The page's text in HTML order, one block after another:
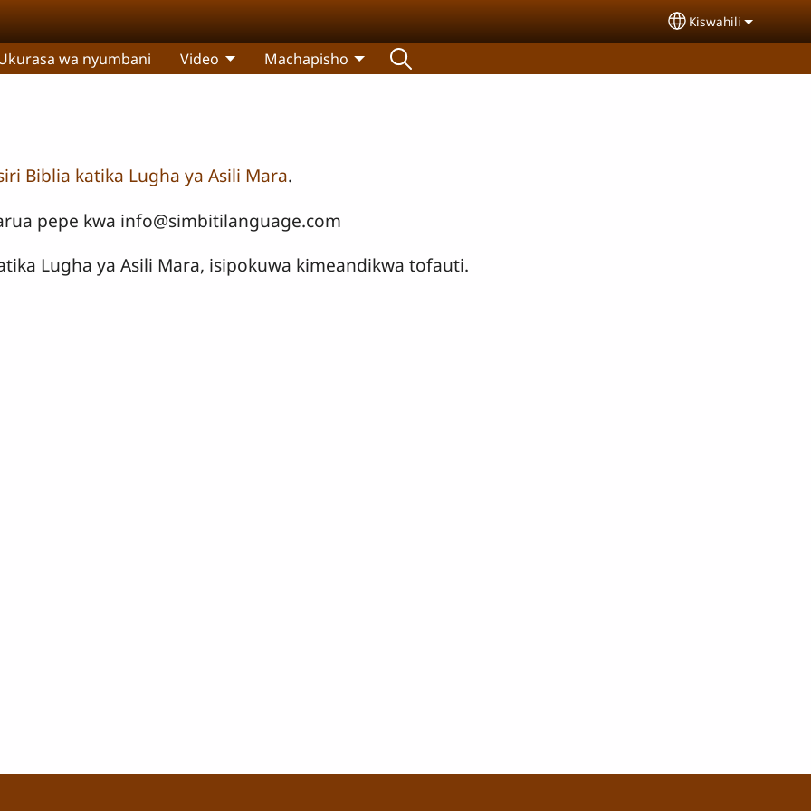
Select your
Kiswahili
wa nyumbani Video Machapisho
Biblia katika Lugha ya Asili Mara.
pepe kwa info@simbitilanguage.com
Lugha ya Asili Mara, isipokuwa kimeandikwa tofauti.